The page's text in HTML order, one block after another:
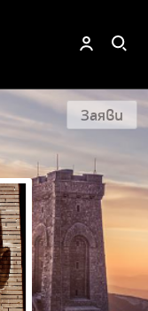
Заяви